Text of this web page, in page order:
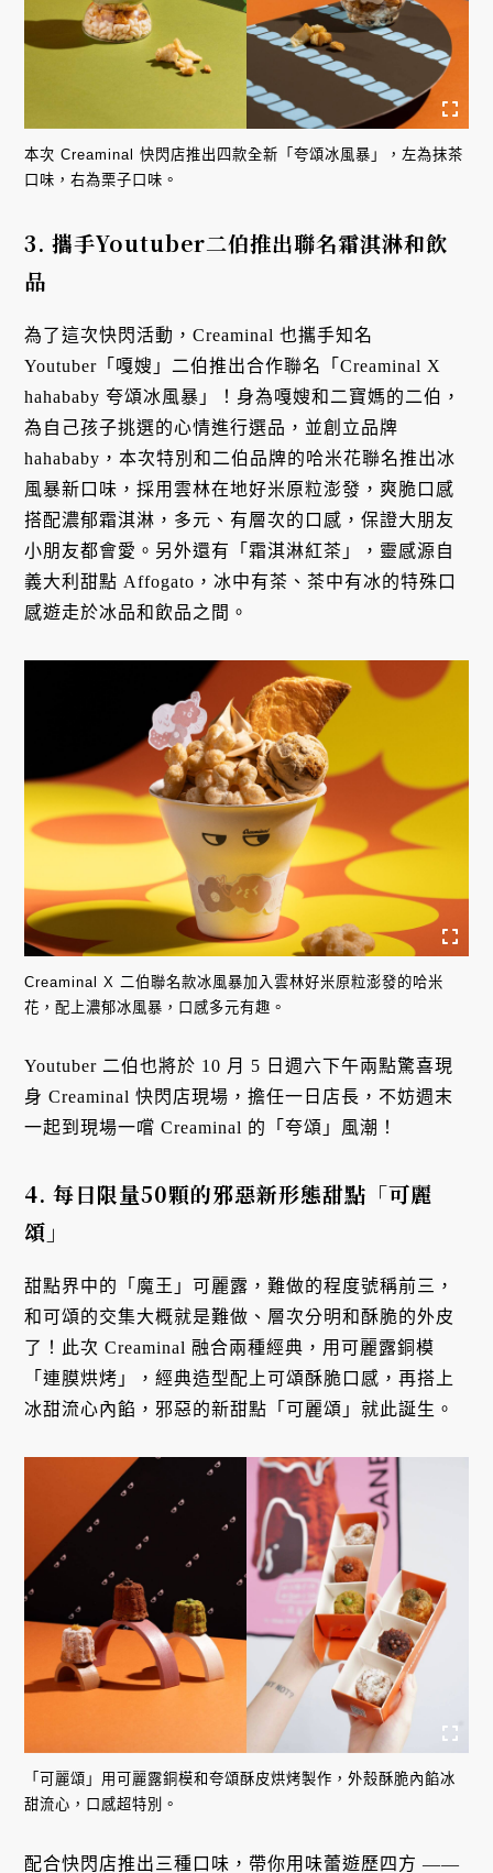
本次 Creaminal 快閃店推出四款全新「夸頌冰風暴」，左為抹茶
口味，右為栗子口味。
3. 攜手Youtuber二伯推出聯名霜淇淋和飲
品
為了這次快閃活動，Creaminal 也攜手知名
Youtuber「嘎嫂」二伯推出合作聯名「Creaminal X
hahababy 夸頌冰風暴」！身為嘎嫂和二寶媽的二伯，
為自己孩子挑選的心情進行選品，並創立品牌
hahababy，本次特別和二伯品牌的哈米花聯名推出冰
風暴新口味，採用雲林在地好米原粒澎發，爽脆口感
搭配濃郁霜淇淋，多元、有層次的口感，保證大朋友
小朋友都會愛。另外還有「霜淇淋紅茶」，靈感源自
義大利甜點 Affogato，冰中有茶、茶中有冰的特殊口
感遊走於冰品和飲品之間。
Creaminal X 二伯聯名款冰風暴加入雲林好米原粒澎發的哈米
花，配上濃郁冰風暴，口感多元有趣。
Youtuber 二伯也將於 10 月 5 日週六下午兩點驚喜現
身 Creaminal 快閃店現場，擔任一日店長，不妨週末
一起到現場一嚐 Creaminal 的「夸頌」風潮！
4. 每日限量50顆的邪惡新形態甜點「可麗
頌」
甜點界中的「魔王」可麗露，難做的程度號稱前三，
和可頌的交集大概就是難做、層次分明和酥脆的外皮
了！此次 Creaminal 融合兩種經典，用可麗露銅模
「連膜烘烤」，經典造型配上可頌酥脆口感，再搭上
冰甜流心內餡，邪惡的新甜點「可麗頌」就此誕生。
「可麗頌」用可麗露銅模和夸頌酥皮烘烤製作，外殼酥脆內餡冰
甜流心，口感超特別。
配合快閃店推出三種口味，帶你用味蕾遊歷四方 ——